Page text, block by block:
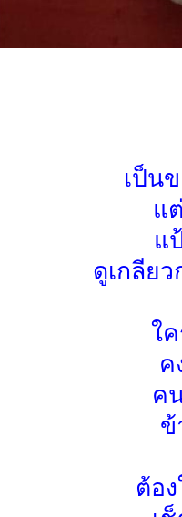
เป็น
แ
แ
ดูเกลีย
ใ
ค
ค
ข้
ต้อ